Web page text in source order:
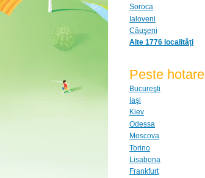
Soroca
Ialoveni
Căuşeni
Alte 1776 localități
Peste hotare
Bucureşti
Iaşi
Kiev
Odessa
Moscova
Torino
Lisabona
Frankfurt